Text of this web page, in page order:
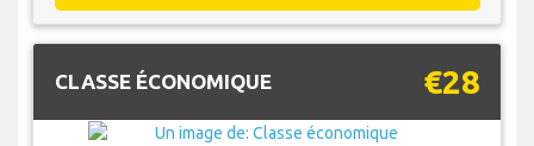
CLASSE ÉCONOMIQUE €28